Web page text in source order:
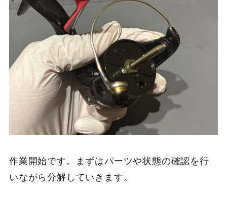
作業開始です。まずはパーツや状態の確認を行
いながら分解していきます。